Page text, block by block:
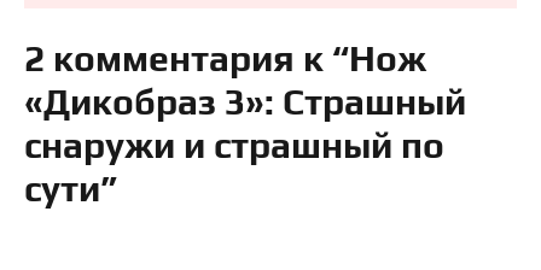
2 комментария к “Нож
«Дикобраз 3»: Страшный
снаружи и страшный по
сути”